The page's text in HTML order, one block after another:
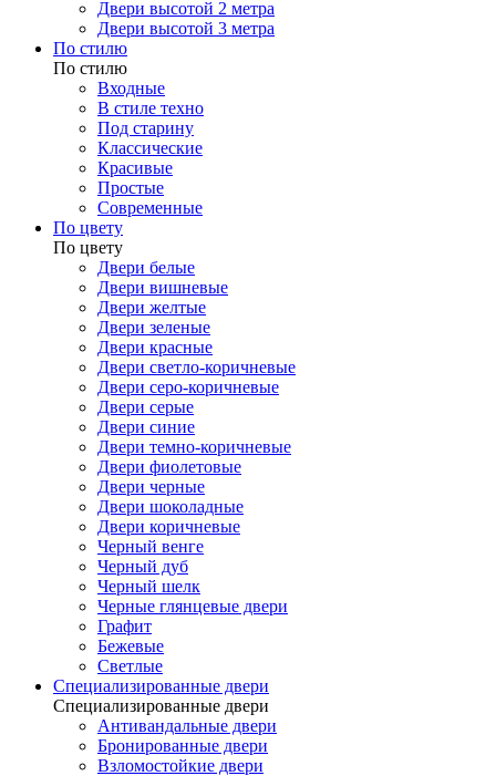
Двери высотой 2 метра
Двери высотой 3 метра
По стилю
По стилю
Входные
В стиле техно
Под старину
Классические
Красивые
Простые
Современные
По цвету
По цвету
Двери белые
Двери вишневые
Двери желтые
Двери зеленые
Двери красные
Двери светло-коричневые
Двери серо-коричневые
Двери серые
Двери синие
Двери темно-коричневые
Двери фиолетовые
Двери черные
Двери шоколадные
Двери коричневые
Черный венге
Черный дуб
Черный шелк
Черные глянцевые двери
Графит
Бежевые
Светлые
Специализированные двери
Специализированные двери
Антивандальные двери
Бронированные двери
Взломостойкие двери